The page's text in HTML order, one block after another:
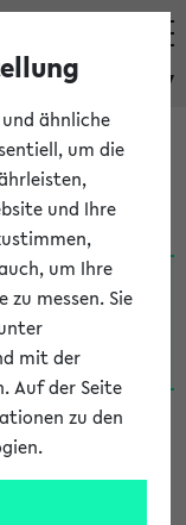
eKVV
ähnliche
um die
und Ihre
um Ihre
messen. Sie
mit der
Auf der Seite
zu den